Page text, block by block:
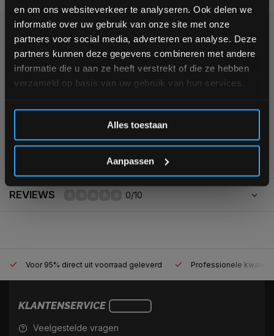
en om ons websiteverkeer te analyseren. Ook delen we
informatie over uw gebruik van onze site met onze
partners voor social media, adverteren en analyse. Deze
partners kunnen deze gegevens combineren met andere
informatie die u aan ze heeft verstrekt of die ze hebben
verzameld op basis van uw gebruik van hun services.
Alles toestaan
Aanpassen
KUNNEN WE HELPEN?
+31 (0)24 645 1309
355 customers give us a 4,7/5 at
REVIEWS 0/10
Voor 95% direct uit voorraad geleverd Professionele
KLANTENSERVICE
Veelgestelde vragen
Schrijf je in voor onze nieuwsbrief om op de hoogte te
blijven over onze nieuwe producten, deals en meer
interessante info. Ontvang 5% korting op je eerstvolgende
aankoop! 😀
Inschrijven
*Verzendkosten vallen buiten de korting